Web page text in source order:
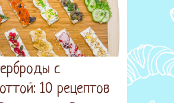
на этом сайте занимают
товары, неизменно
внимание хозяек всего
подборку
товаров для кухни с
мы приготовили для вас
Материал обновлен: ноябрь-
с
10 рецептов